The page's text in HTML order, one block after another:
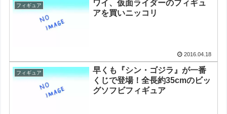
フィギュア
ワイ、仮面ライダーのフィギュ
アを買いニッコリ
2016.04.18
フィギュア
早くも『シン・ゴジラ』が一番
くじで登場！全長約35cmのビッ
グソフビフィギュア